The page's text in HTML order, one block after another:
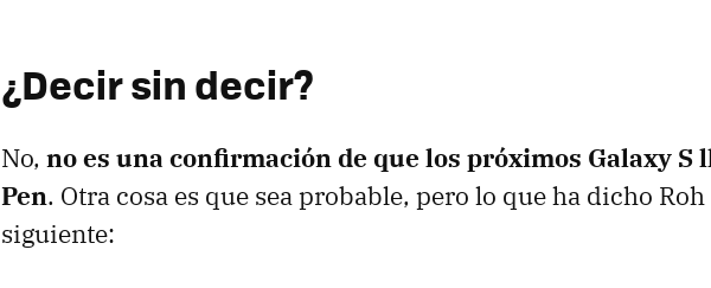
¿Decir sin decir?
No, no es una confirmación de que los próximos Galaxy S
Pen. Otra cosa es que sea probable, pero lo que ha dicho Roh
siguiente: